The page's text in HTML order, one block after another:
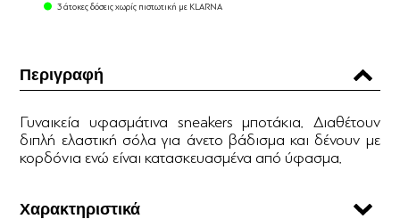
3 άτοκες δόσεις χωρίς πιστωτική με KLARNA
Περιγραφή
Γυναικεία υφασμάτινα sneakers μποτάκια. Διαθέτουν
διπλή ελαστική σόλα για άνετο βάδισμα και δένουν με
κορδόνια ενώ είναι κατασκευασμένα από ύφασμα.
Χαρακτηριστικά